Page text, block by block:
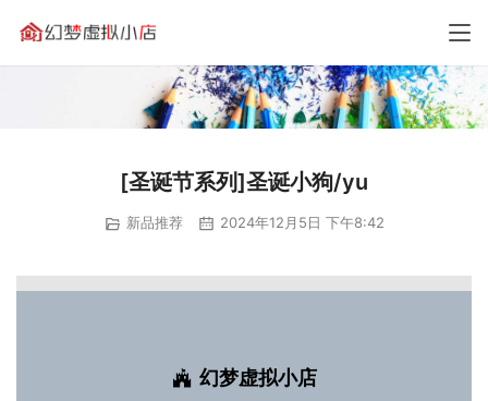
[圣诞节系列]圣诞小狗/yu
新品推荐 2024年12月5日 下午8:42
幻梦虚拟小店